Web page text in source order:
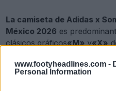
www.footyheadlines.com -
Personal Information
La camiseta de Adidas x
México 2026 es
clásicos gráficos«M»y«X»
da una identidad dinámica y
Estos diseños han sido